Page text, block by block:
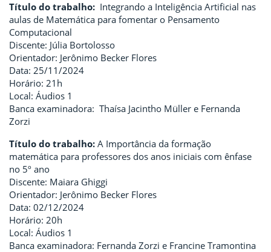
Título do trabalho: Integrando a Inteligência Artificial nas
aulas de Matemática para fomentar o Pensamento
Computacional
Discente: Júlia Bortolosso
Orientador: Jerônimo Becker Flores
Data: 25/11/2024
Horário: 21h
Local: Áudios 1
Banca examinadora: Thaísa Jacintho Müller e Fernanda
Zorzi
Título do trabalho: A Importância da formação
matemática para professores dos anos iniciais com ênfase
no 5º ano
Discente: Maiara Ghiggi
Orientador: Jerônimo Becker Flores
Data: 02/12/2024
Horário: 20h
Local: Áudios 1
Banca examinadora: Fernanda Zorzi e Francine Tramontina